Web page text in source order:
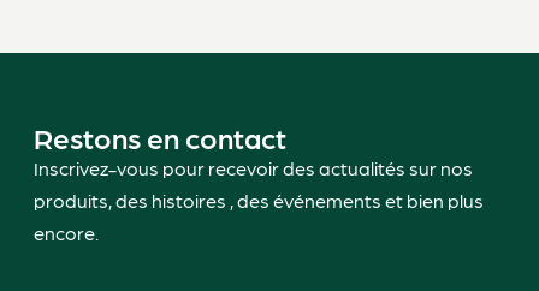
Restons en contact
Inscrivez-vous pour recevoir des actualités sur nos
produits, des histoires , des événements et bien plus
encore.